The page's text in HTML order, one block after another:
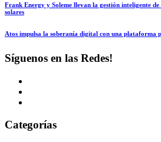
Frank Energy y Soleme llevan la gestión inteligente
solares
Atos impulsa la soberanía digital con una plataforma
Síguenos en las Redes!
Categorías